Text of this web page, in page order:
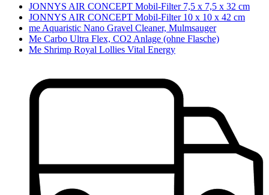
JONNYS AIR CONCEPT Mobil-Filter 7,5 x 7,5 x 32 cm
JONNYS AIR CONCEPT Mobil-Filter 10 x 10 x 42 cm
me Aquaristic Nano Gravel Cleaner, Mulmsauger
Me Carbo Ultra Flex, CO2 Anlage (ohne Flasche)
Me Shrimp Royal Lollies Vital Energy